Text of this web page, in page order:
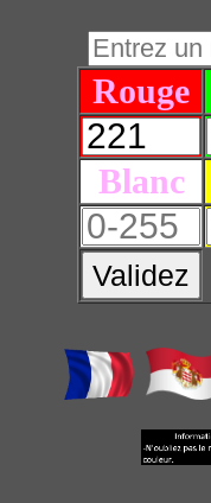
Rouge
Blanc
Validez